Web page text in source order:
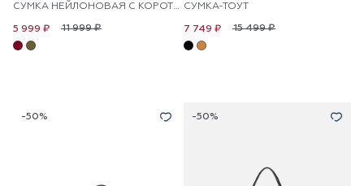
СУМКА НЕЙЛОНОВАЯ С КОРОТКИМИ РУЧКАМИ
11 999 ₽
5 999 ₽
СУМКА-ТОУТ
15 499 ₽
7 749 ₽
-50% -50%